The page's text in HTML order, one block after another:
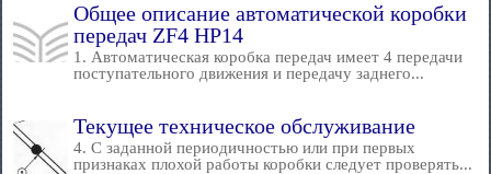
Общее описание автоматической коробки
передач ZF4 HP14
1. Автоматическая коробка передач имеет 4 передачи
поступательного движения и передачу заднего...
Текущее техническое обслуживание
4. С заданной периодичностью или при первых
признаках плохой работы коробки следует проверять...